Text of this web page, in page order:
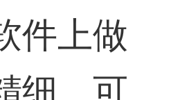
件上做
细、可